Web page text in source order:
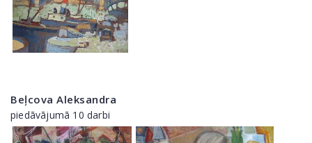
Beļcova Aleksandra
piedāvājumā 10 darbi